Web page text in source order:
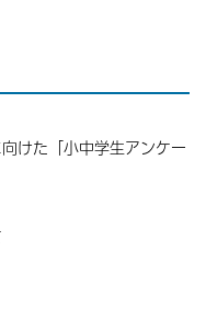
けた「小中学生アンケー